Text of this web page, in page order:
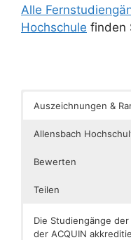
Alle
Hochschule finden
Auszeichnungen &
Allensbach
Bewerten
Teilen
Die Studiengänge
der ACQUIN